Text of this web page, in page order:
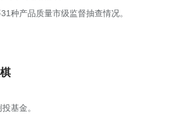
种产品质量市级监督抽查情况。
基金。